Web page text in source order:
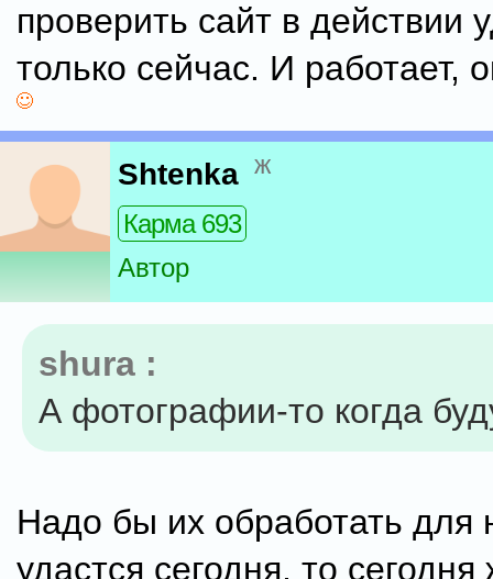
проверить сайт в действии
только сейчас. И работает,
Shtenka ж
Карма 693
Автор
shura :
А фотографии-то когда
Надо бы их обработать для
удастся сегодня, то сегодня